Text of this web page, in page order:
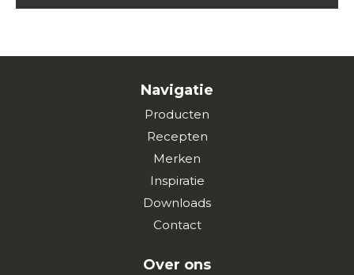
Navigatie
Producten
Recepten
Merken
Inspiratie
Downloads
Contact
Over ons